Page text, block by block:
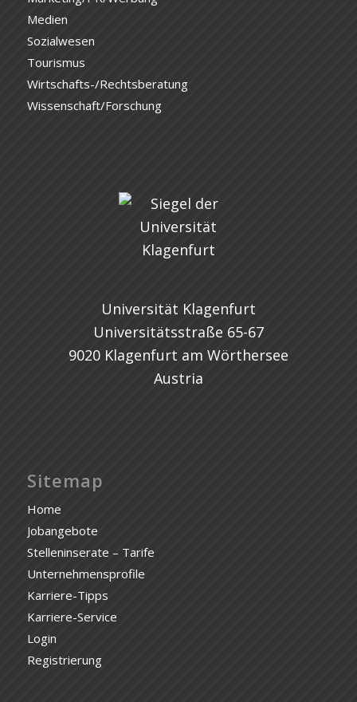
Medien
Sozialwesen
Tourismus
Wirtschafts-/Rechtsberatung
Wissenschaft/Forschung
Universität Klagenfurt
Universitätsstraße 65-67
9020 Klagenfurt am Wörthersee
Austria
Sitemap
Home
Jobangebote
Stelleninserate – Tarife
Unternehmensprofile
Karriere-Tipps
Karriere-Service
Login
Registrierung